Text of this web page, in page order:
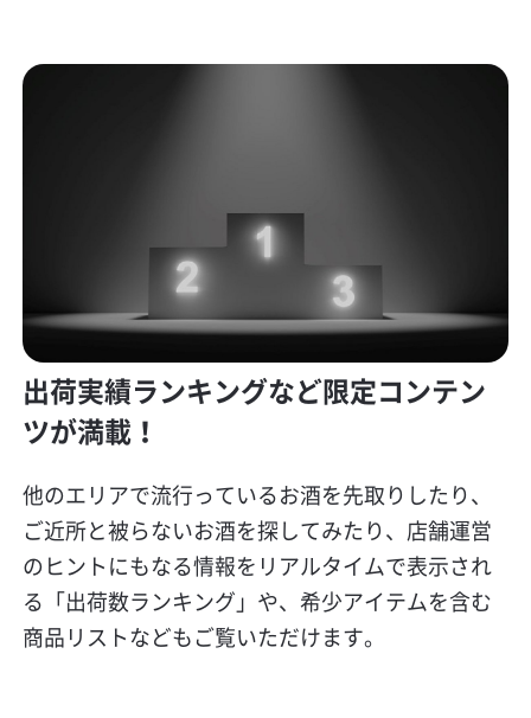
出荷実績ランキングなど限定コンテン
ツが満載！
他のエリアで流行っているお酒を先取りしたり、
ご近所と被らないお酒を探してみたり、店舗運営
のヒントにもなる情報をリアルタイムで表示され
る「出荷数ランキング」や、希少アイテムを含む
商品リストなどもご覧いただけます。